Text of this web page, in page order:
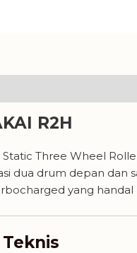
R2H
Static Three Wheel
dua drum depan dan
yang